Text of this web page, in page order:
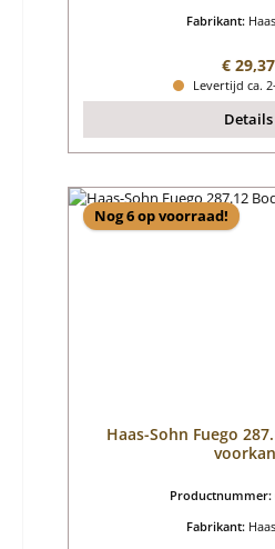
Fabrikant:
€ 29,37
Levertijd ca.
Details
Nog 6 op voorraad!
Haas-Sohn Fuego
Productnummer:
Fabrikant: